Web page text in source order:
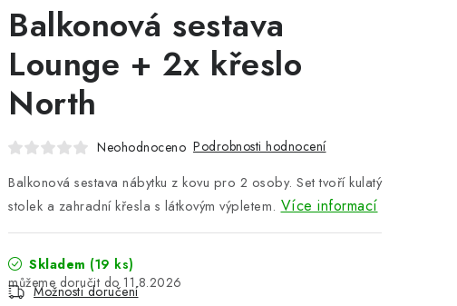
Balkonová sestava
Lounge + 2x křeslo
North
Neohodnoceno Podrobnosti hodnocení
Balkonová sestava nábytku z kovu pro 2 osoby. Set tvoří kulatý
stolek a zahradní křesla s látkovým výpletem. Více informací
Skladem (19 ks)
11.8.2026
Možnosti doručení